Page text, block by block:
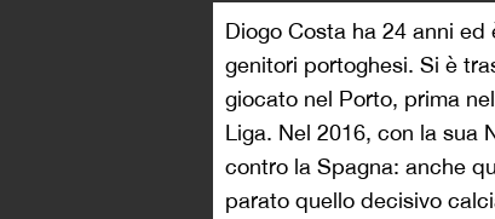
Diogo Costa ha 24 anni
genitori portoghesi. Si è
giocato nel Porto, prima
Liga. Nel 2016, con la sua
contro la Spagna: anche
parato quello decisivo